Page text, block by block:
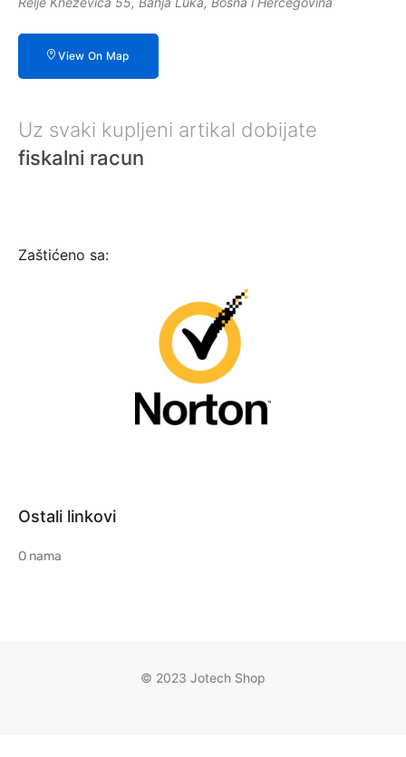
View On Map
Uz svaki kupljeni artikal dobijate
fiskalni racun
Zaštićeno sa:
Ostali linkovi
O nama
© 2023 Jotech Shop